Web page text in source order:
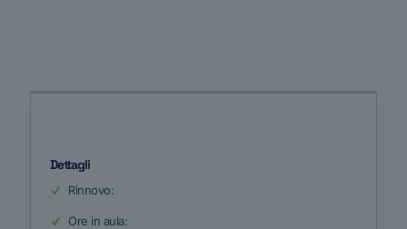
Dettagli
Rinnovo:
Ore in aula: